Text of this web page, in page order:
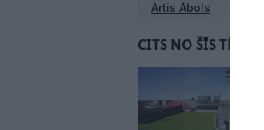
Artis Ābols
CITS NO ŠĪS TĒMAS